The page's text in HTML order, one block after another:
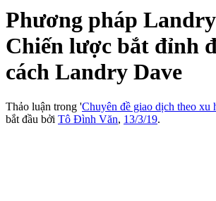
Phương pháp
Chiến lược bắt đỉnh
cách Landry Dave
Thảo luận trong 'Chuyên đề giao dịch theo xu
bắt đầu bởi Tô Đình Văn, 13/3/19.